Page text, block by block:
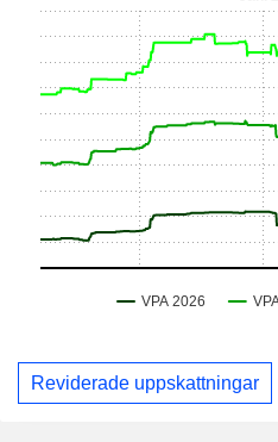
Reviderade uppskattningar